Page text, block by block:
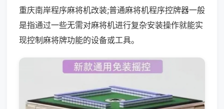
重庆南岸程序麻将机改装;普通麻将机程序控牌器一般
是指通过一些无需对麻将机进行复杂安装操作就能实
现控制麻将牌功能的设备或工具。